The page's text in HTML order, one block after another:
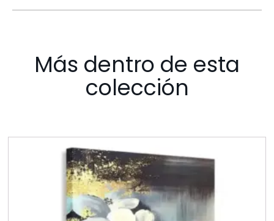
Más dentro de esta
colección